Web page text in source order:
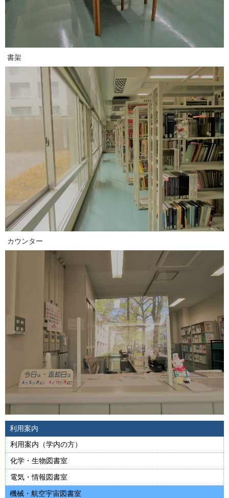
書架
カウンター
利用案内
利用案内（学内の方）
化学・生物図書室
電気・情報図書室
機械・航空宇宙図書室